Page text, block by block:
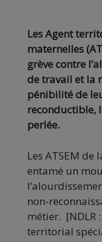
Les Agent
maternelles
grève contre
de travail et la
pénibilité de
reconductible,
perlée.
Les ATSEM
entamé un
non-
métier. [NDLR
territorial